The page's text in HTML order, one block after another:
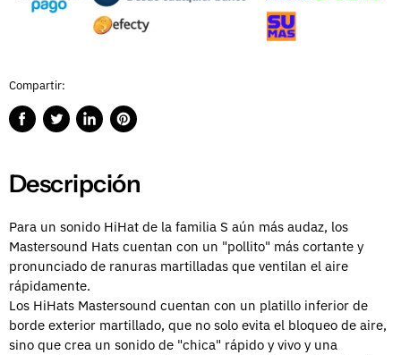
Compartir:
CompartirPublicarCompartirGuardar
Descripción
Para un sonido HiHat de la familia S aún más audaz, los
Mastersound Hats cuentan con un "pollito" más cortante y
pronunciado de ranuras martilladas que ventilan el aire
rápidamente.
Los HiHats Mastersound cuentan con un platillo inferior de
borde exterior martillado, que no solo evita el bloqueo de aire,
sino que crea un sonido de "chica" rápido y vivo y una